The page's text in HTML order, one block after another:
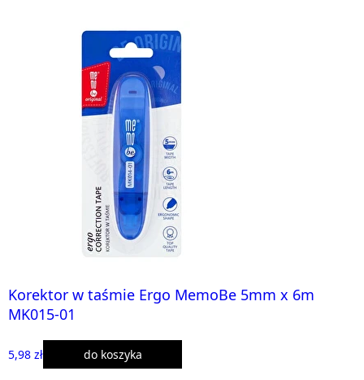
Korektor w taśmie Ergo MemoBe 5mm x 6m
MK015-01
5,98 zł do koszyka